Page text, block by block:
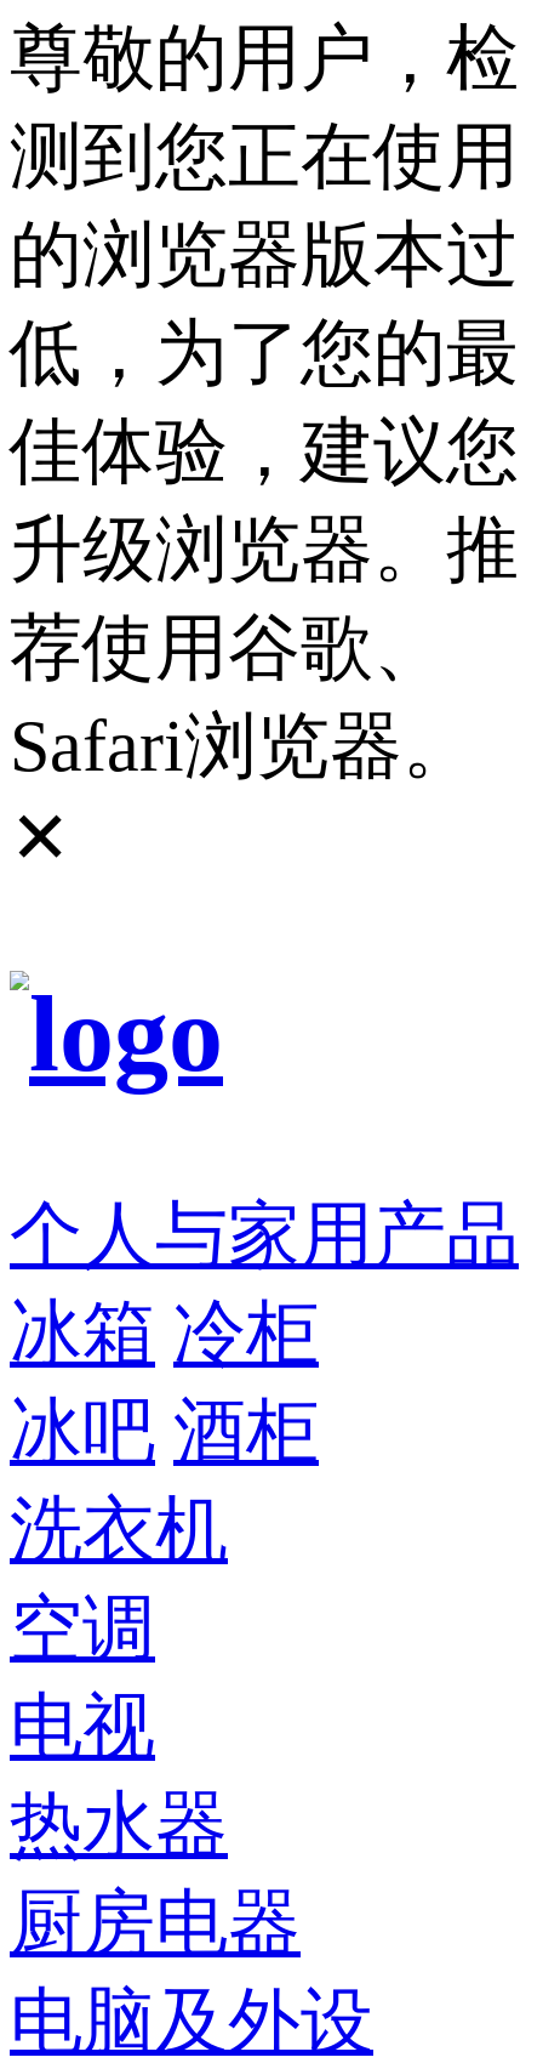
尊敬的用户，检
测到您正在使用
的浏览器版本过
低，为了您的最
佳体验，建议您
升级浏览器。推
荐使用谷歌、
Safari浏览器。
✕
个人与家用产品
冰箱 冷柜
冰吧 酒柜
洗衣机
空调
电视
热水器
厨房电器
电脑及外设